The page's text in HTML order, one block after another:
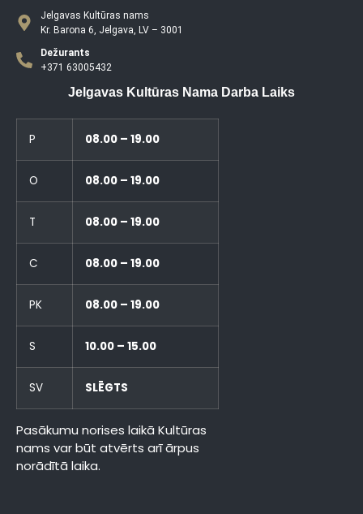
Jelgavas Kultūras nams
Kr. Barona 6, Jelgava, LV – 3001
Dežurants
+371 63005432
Jelgavas Kultūras Nama Darba Laiks
P 08.00 – 19.00
O 08.00 – 19.00
T 08.00 – 19.00
C 08.00 – 19.00
PK 08.00 – 19.00
S 10.00 – 15.00
SV SLĒGTS
Pasākumu norises laikā Kultūras
nams var būt atvērts arī ārpus
norādītā laika.